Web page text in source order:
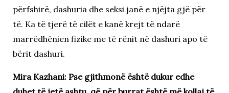
përfshirë, dashuria dhe seksi janë e njëjta gjë për
të. Ka të tjerë të cilët e kanë krejt të ndarë
marrëdhënien fizike me të rënit në dashuri apo të
bërit dashuri.
Mira Kazhani: Pse gjithmonë është dukur edhe